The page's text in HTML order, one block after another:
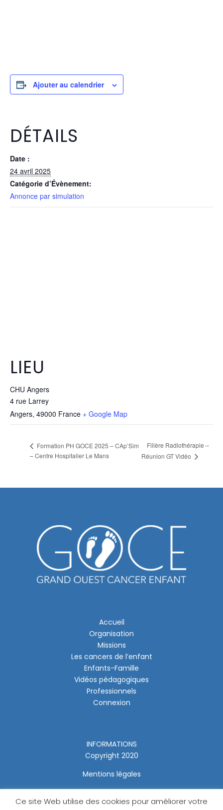
Ajouter au calendrier
DÉTAILS
Date :
24 avril 2025
Catégorie d’Évènement:
Annonce par simulation
LIEU
CHU Angers
4 rue Larrey
Angers, 49000 France + Google Map
Formation PH GOCE 2025 – CAp’Sim
– Centre Hospitalier Le Mans
Filière Radiothérapie –
Réunion GT Vidéo
Accueil
Organisation
Missions
Les cancers de l’enfant
Enfants-Famille
Vidéos pédagogiques
Professionnels
Connexion
INFORMATIONS
Copyright 2020
Mentions légales
Ce site Web utilise des cookies pour améliorer votre